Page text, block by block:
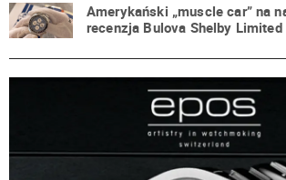
Amerykański „muscle car” na
recenzja Bulova Shelby Limited